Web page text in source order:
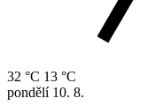
32 °C 13 °C
pondělí 10. 8.